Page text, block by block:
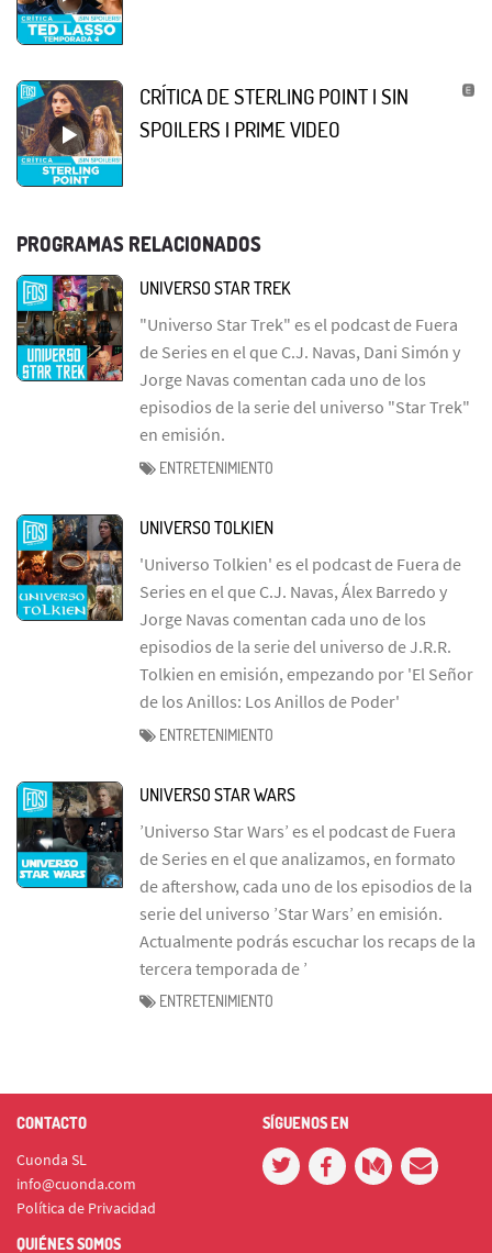
CRÍTICA DE STERLING POINT | SIN
SPOILERS | PRIME VIDEO
PROGRAMAS RELACIONADOS
UNIVERSO STAR TREK
"Universo Star Trek" es el podcast de Fuera
de Series en el que C.J. Navas, Dani Simón y
Jorge Navas comentan cada uno de los
episodios de la serie del universo "Star Trek"
en emisión.
ENTRETENIMIENTO
UNIVERSO TOLKIEN
'Universo Tolkien' es el podcast de Fuera de
Series en el que C.J. Navas, Álex Barredo y
Jorge Navas comentan cada uno de los
episodios de la serie del universo de J.R.R.
Tolkien en emisión, empezando por 'El Señor
de los Anillos: Los Anillos de Poder'
ENTRETENIMIENTO
UNIVERSO STAR WARS
’Universo Star Wars’ es el podcast de Fuera
de Series en el que analizamos, en formato
de aftershow, cada uno de los episodios de la
serie del universo ’Star Wars’ en emisión.
Actualmente podrás escuchar los recaps de la
tercera temporada de ’
ENTRETENIMIENTO
CONTACTO
Cuonda SL
info@cuonda.com
Política de Privacidad
SÍGUENOS EN
QUIÉNES SOMOS